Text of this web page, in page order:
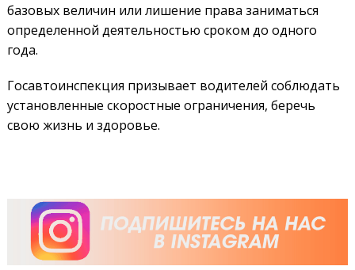
базовых величин или лишение права заниматься
определенной деятельностью сроком до одного
года.
Госавтоинспекция призывает водителей соблюдать
установленные скоростные ограничения, беречь
свою жизнь и здоровье.